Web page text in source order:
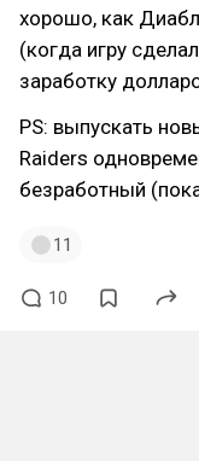
хорошо, как
(когда игру
заработку
PS: выпускать
Raiders
безработный
11
10